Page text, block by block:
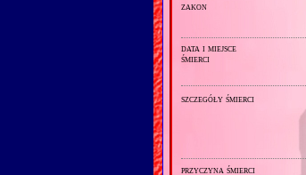
zakon
data i miejsce
śmierci
szczegóły śmierci
przyczyna śmierci